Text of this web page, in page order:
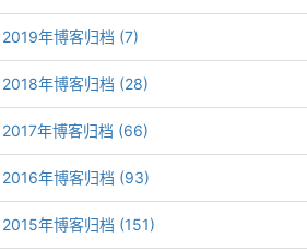
2019年博客归档 (7)
2018年博客归档 (28)
2017年博客归档 (66)
2016年博客归档 (93)
2015年博客归档 (151)